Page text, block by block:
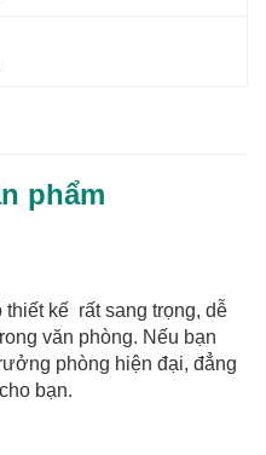
phẩm
kế rất sang trọng, dễ
văn phòng. Nếu bạn
phòng hiện đại, đẳng
bạn.